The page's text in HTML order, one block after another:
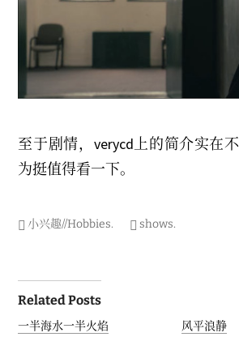
至于剧情，verycd上的简介实在
为挺值得看一下。
小兴趣//Hobbies. shows.
Post
navigation
Related Posts
一半海水一半火焰 风平浪静